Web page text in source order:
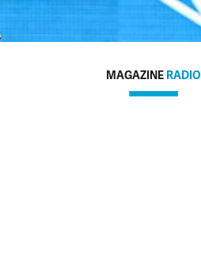
MAGAZINE RADIO